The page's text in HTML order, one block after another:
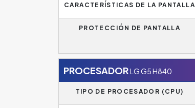
CARACTERÍSTICAS DE LA PANTALLA
PROTECCIÓN DE PANTALLA
PROCESADORLG G5 H840
TIPO DE PROCESADOR (CPU)